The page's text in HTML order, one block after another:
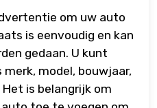
om uw auto
is eenvoudig en kan
gedaan. U kunt
model, bouwjaar,
is belangrijk om